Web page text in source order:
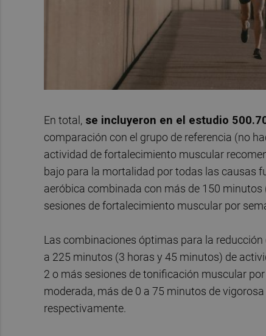
En total, se incluyeron en el estudio
comparación con el grupo de referencia (no
actividad de fortalecimiento muscular
bajo para la mortalidad por todas las causas
aeróbica combinada con más de 150
sesiones de fortalecimiento muscular por
Las combinaciones óptimas para la
a 225 minutos (3 horas y 45 minutos) de
2 o más sesiones de tonificación muscular
moderada, más de 0 a 75 minutos de
respectivamente.